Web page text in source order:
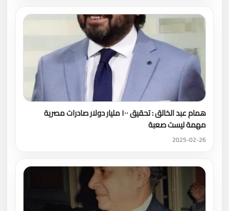
همام عبد الخالق : تحقيق ١٠٠ مليار دولار صادرات مصرية
مهمة ليست صعبة
2025-02-26